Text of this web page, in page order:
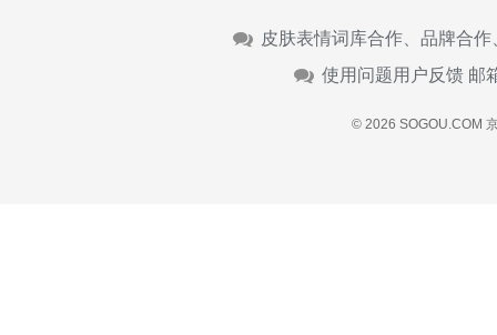
皮肤表情词库合作、品牌合
使用问题用户反馈 邮
© 2026 SOGOU.COM